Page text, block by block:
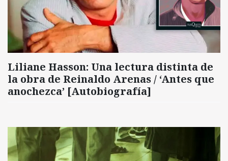
Liliane Hasson: Una lectura distinta de
la obra de Reinaldo Arenas / ‘Antes que
anochezca’ [Autobiografía]